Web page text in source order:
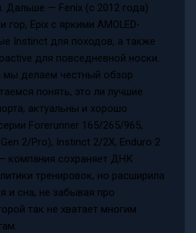
Дальше — Fenix (с 2012 года)
гор, Epix с яркими AMOLED-
Instinct для походов, а также
для повседневной носки.
мы делаем честный обзор
понять, это ли лучшие
актуальны и хорошо
Forerunner 165/265/965,
2/Pro), Instinct 2/2X, Enduro 2
компания сохраняет ДНК
тренировок, но расширила
и сна, не забывая про
так не хватает многим